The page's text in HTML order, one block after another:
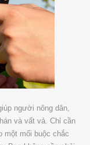
người nông dân,
và vất vả. Chỉ cần
một mối buộc chắc